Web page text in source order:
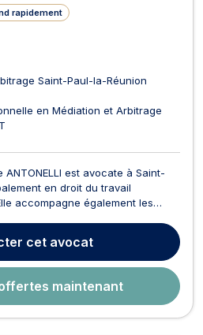
rapidement
Saint-Paul-la-Réunion
en Médiation et Arbitrage
ANTONELLI est avocate à Saint-
en droit du travail
accompagne également les
tant en Conseil qu'en Contentieux.
sont le droit de ...
cet avocat
maintenant